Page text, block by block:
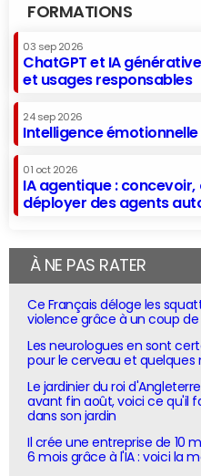
FORMATIONS
03 sep 2026
ChatGPT et IA
et usages responsables
24 sep 2026
Intelligence
01 oct 2026
IA agentique :
déployer des agents
À NE PAS RATER
Ce Français déloge les
violence grâce à un coup
Les neurologues en sont
pour le cerveau et quelques
Le jardinier du roi
avant fin août, voici ce qu'il
dans son jardin
Il crée une entreprise de 10
6 mois grâce à l'IA : voici la